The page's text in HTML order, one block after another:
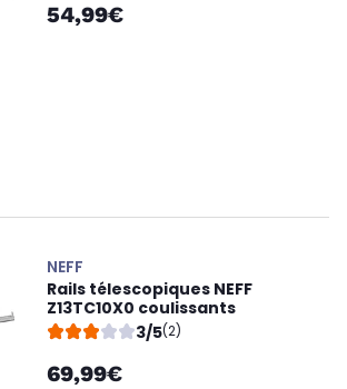
54,99€
NEFF
Rails télescopiques NEFF
Z13TC10X0 coulissants
3/5(2)
69,99€